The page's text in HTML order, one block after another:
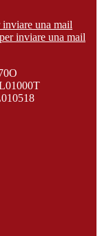
una mail
inviare una mail